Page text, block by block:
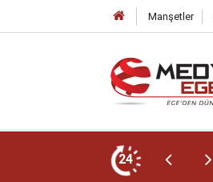
Manşetler
24